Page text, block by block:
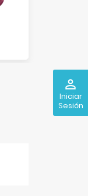
perm_identity
Iniciar
Sesión